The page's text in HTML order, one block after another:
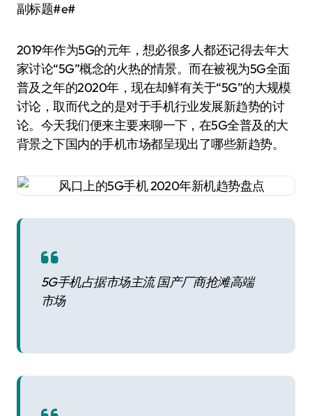
副标题#e#
2019年作为5G的元年，想必很多人都还记得去年大
家讨论“5G”概念的火热的情景。而在被视为5G全面
普及之年的2020年，现在却鲜有关于“5G”的大规模
讨论，取而代之的是对于手机行业发展新趋势的讨
论。今天我们便来主要来聊一下，在5G全普及的大
背景之下国内的手机市场都呈现出了哪些新趋势。
5G手机占据市场主流 国产厂商抢滩高端
市场